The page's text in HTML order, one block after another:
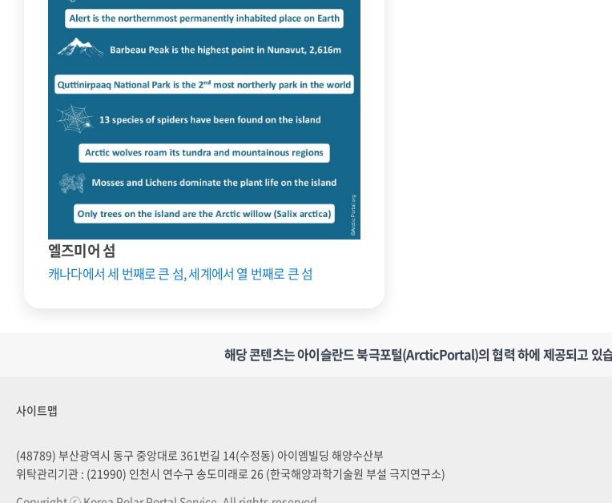
엘즈미어 섬
캐나다에서 세 번째로 큰 섬, 세계에서 열 번째로 큰 섬
해당 콘텐츠는 아이슬란드 북극포털(ArcticPortal)의 협력 하에 제공되고 있
사이트맵
(48789) 부산광역시 동구 중앙대로 361번길 14(수정동) 아이엠빌딩 해양수산부
위탁관리기관 : (21990) 인천시 연수구 송도미래로 26 (한국해양과학기술원 부설 극지연구소)